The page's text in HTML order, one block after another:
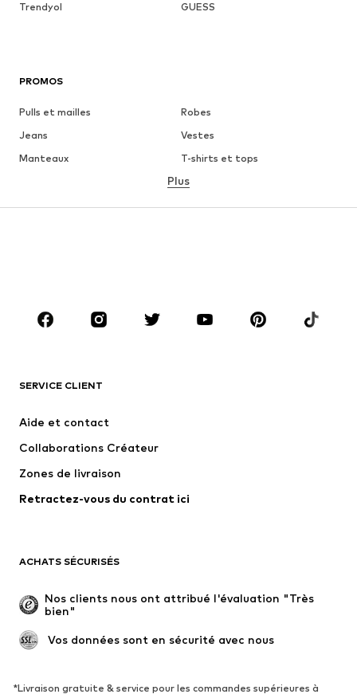
Trendyol
GUESS
PROMOS
Pulls et mailles
Robes
Jeans
Vestes
Manteaux
T-shirts et tops
Lingerie
Jupes
Blouses et tuniques
Accessoires
Premium
Nouveautés
Lingerie
Manteaux
Jupes
Occasions spéciales
Exclusif
Remise à neuf
Nouveautés Tendance
Plus
SERVICE CLIENT
Aide et contact
Collaborations Créateur
Zones de livraison
Retractez-vous du contrat ici
ACHATS SÉCURISÉS
Nos clients nous ont attribué l'évaluation "Très
bien"
Vos données sont en sécurité avec nous
*Livraison gratuite & service pour les commandes supérieures à